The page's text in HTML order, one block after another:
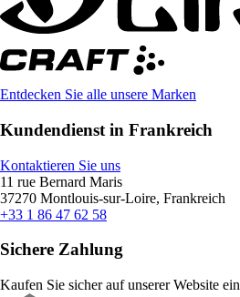
Entdecken Sie alle unsere Marken
Kundendienst in Frankreich
Kontaktieren Sie uns
11 rue Bernard Maris
37270 Montlouis-sur-Loire, Frankreich
+33 1 86 47 62 58
Sichere Zahlung
Kaufen Sie sicher auf unserer Website ein